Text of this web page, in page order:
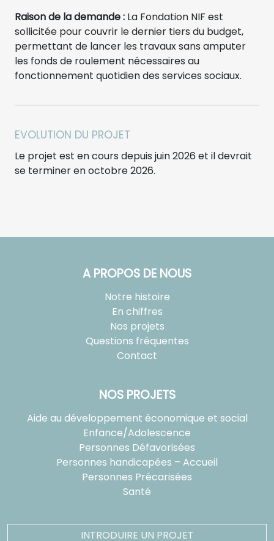
Raison de la demande : La Fondation NIF est
sollicitée pour couvrir le dernier tiers du budget,
permettant de lancer les travaux sans amputer
les fonds de roulement nécessaires au
fonctionnement quotidien des services sociaux.
EVOLUTION DU PROJET
Le projet est en cours depuis juin 2026 et il devrait
se terminer en octobre 2026.
A PROPOS DE NOUS
Notre histoire
En chiffres
Nos projets
Questions fréquentes
Contact
NOS PROJETS
Aide au développement économique et social
Enfance/Adolescence
Personnes Défavorisées
Personnes handicapées – Accueil
Personnes Précarisées
Santé
INTRODUIRE UN PROJET